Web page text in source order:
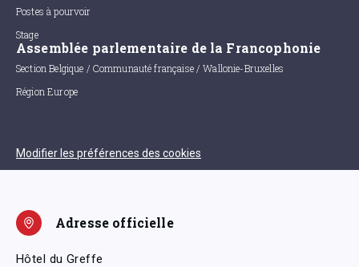
Postes à pourvoir
Stage
Assemblée parlementaire de la Francophonie
Section Belgique / Communauté française / Wallonie-Bruxelles
Région Europe
Modifier les préférences des cookies
Adresse officielle
Hôtel du Greffe